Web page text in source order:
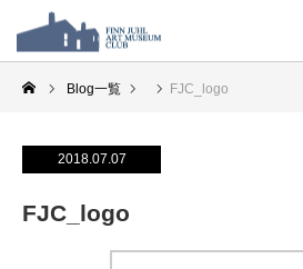
Blog一覧 FJC_logo
2018.07.07
FJC_logo